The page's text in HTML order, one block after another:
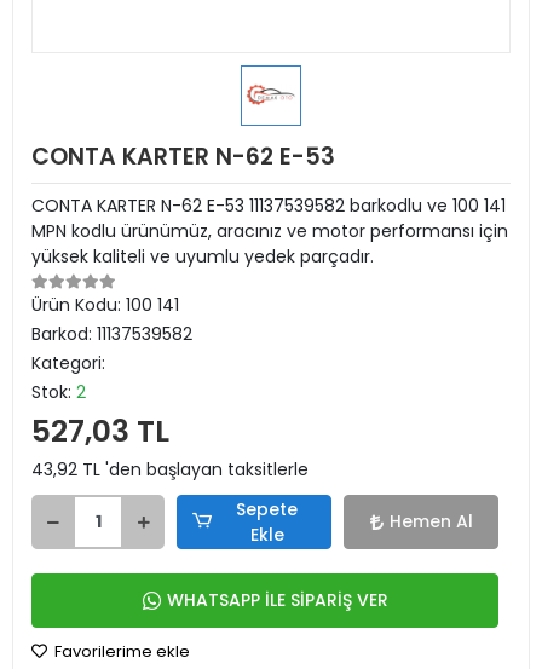
CONTA KARTER N-62 E-53
CONTA KARTER N-62 E-53 11137539582 barkodlu ve 100 141
MPN kodlu ürünümüz, aracınız ve motor performansı için
yüksek kaliteli ve uyumlu yedek parçadır.
Ürün Kodu: 100 141
Barkod: 11137539582
Kategori:
Stok: 2
527,03 TL
43,92 TL 'den başlayan taksitlerle
Sepete
Ekle
Hemen Al
WHATSAPP İLE SİPARİŞ VER
Favorilerime ekle